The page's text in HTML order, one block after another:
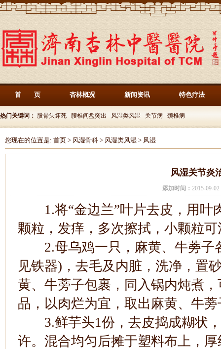
首 页 杏林概况 新闻资讯 特色疗法
热门关键词： 股骨头坏死 腰椎间盘突出 风湿类风湿 关节病 颈椎病
您现在的位置是: 首页 > 风湿骨科 > 风湿类风湿 > 风湿
风湿关节炎
添加时间： 2015-09-
1.将“金边兰”叶片去皮，用叶
颗粒，发痒，多次擦拭，小颗粒
2.母乌鸡一只，麻黄、牛蒡子
见铁器)，去毛及内脏，洗净，置
黄、牛蒡子包裹，同入锅内炖煮
品，以肉烂为宜，取出麻黄、牛
3.鲜芋头1份，去皮捣成糊状，
许。混合均匀后摊于塑料布上，